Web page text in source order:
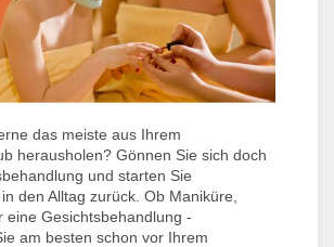
das meiste aus Ihrem
herausholen? Gönnen Sie sich doch
und starten Sie
den Alltag zurück. Ob Maniküre,
eine Gesichtsbehandlung -
am besten schon vor Ihrem